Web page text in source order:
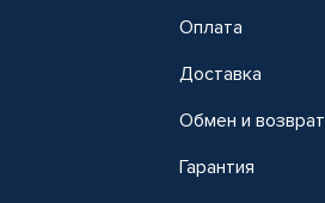
Оплата
Доставка
Обмен и возврат
Гарантия